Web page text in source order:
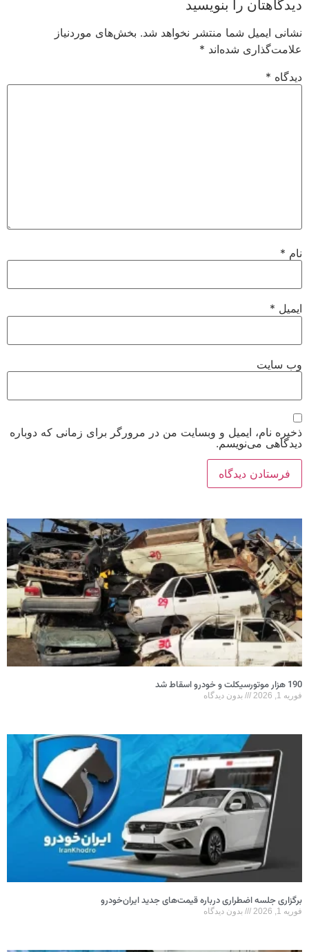
دیدگاهتان را بنویسید
نشانی ایمیل شما منتشر نخواهد شد. بخش‌های موردنیاز
علامت‌گذاری شده‌اند*
دیدگاه*
نام*
ایمیل*
وب‌ سایت
ذخیره نام، ایمیل و وبسایت من در مرورگر برای زمانی که دوباره
دیدگاهی می‌نویسم.
190 هزار موتورسیکلت و خودرو اسقاط شد
فوریه 1, 2026 بدون دیدگاه
برگزاری جلسه اضطراری درباره قیمت‌های جدید ایران‌خودرو
فوریه 1, 2026 بدون دیدگاه